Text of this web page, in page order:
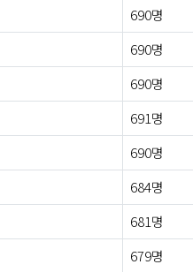
690명
690명
690명
691명
690명
684명
681명
679명